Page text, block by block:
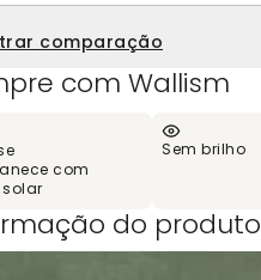
comparação
com Wallism
com
Sem brilho
do produto